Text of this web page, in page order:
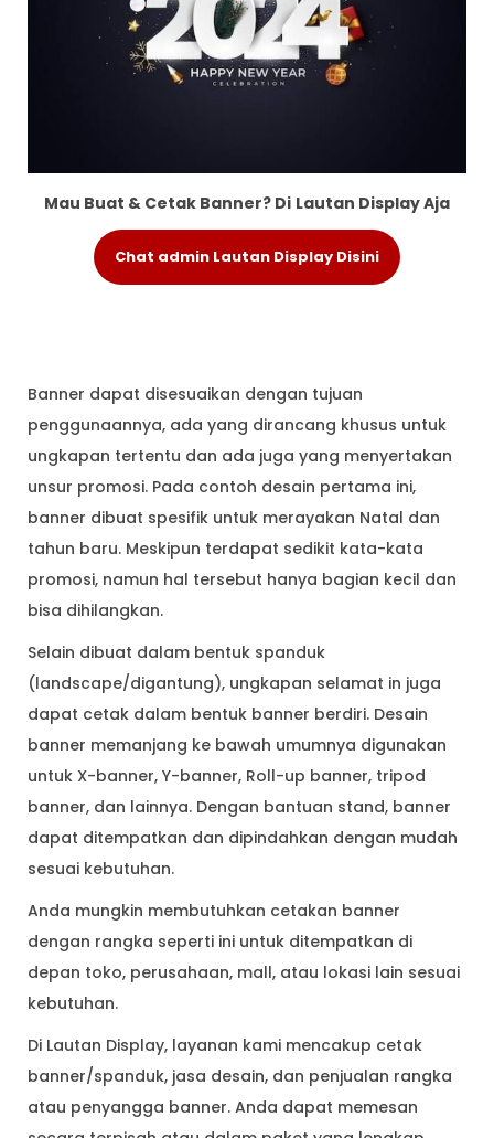
Mau Buat & Cetak Banner? Di Lautan Display Aja
Chat admin Lautan Display Disini
Banner dapat disesuaikan dengan tujuan
penggunaannya, ada yang dirancang khusus untuk
ungkapan tertentu dan ada juga yang menyertakan
unsur promosi. Pada contoh desain pertama ini,
banner dibuat spesifik untuk merayakan Natal dan
tahun baru. Meskipun terdapat sedikit kata-kata
promosi, namun hal tersebut hanya bagian kecil dan
bisa dihilangkan.
Selain dibuat dalam bentuk spanduk
(landscape/digantung), ungkapan selamat in juga
dapat cetak dalam bentuk banner berdiri. Desain
banner memanjang ke bawah umumnya digunakan
untuk X-banner, Y-banner, Roll-up banner, tripod
banner, dan lainnya. Dengan bantuan stand, banner
dapat ditempatkan dan dipindahkan dengan mudah
sesuai kebutuhan.
Anda mungkin membutuhkan cetakan banner
dengan rangka seperti ini untuk ditempatkan di
depan toko, perusahaan, mall, atau lokasi lain sesuai
kebutuhan.
Di Lautan Display, layanan kami mencakup cetak
banner/spanduk, jasa desain, dan penjualan rangka
atau penyangga banner. Anda dapat memesan